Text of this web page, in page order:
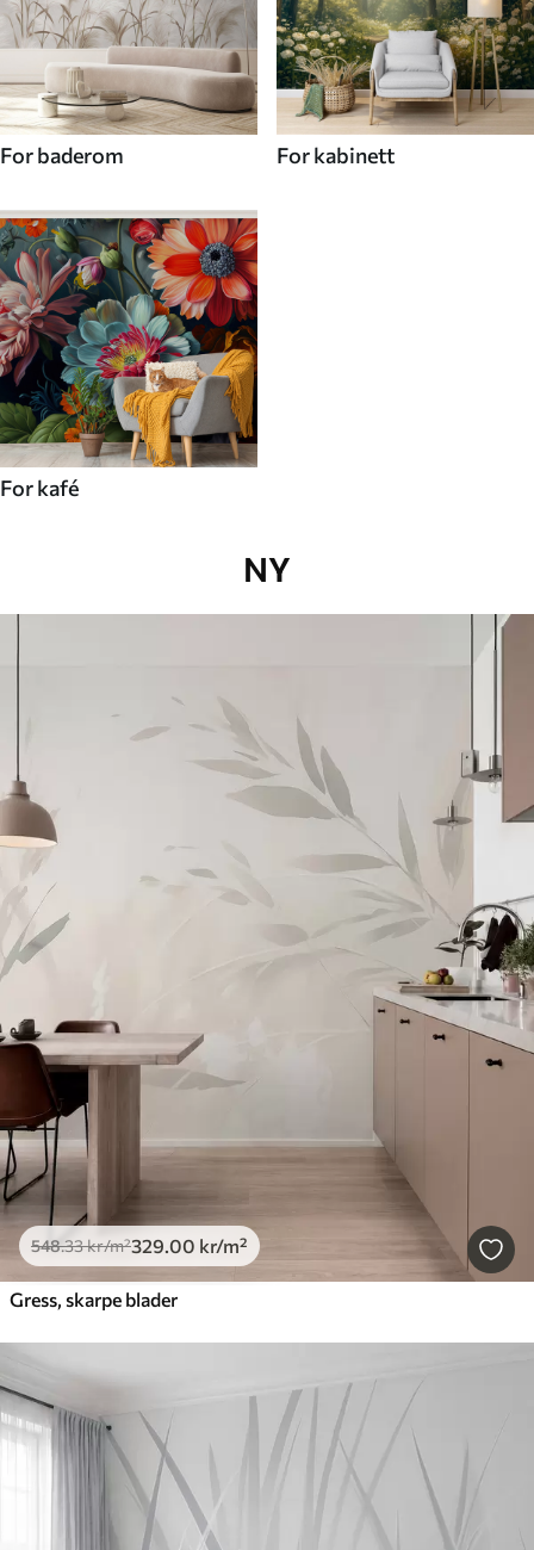
For baderom For kabinett
For kafé
NY
548.33kr/m²329.00 kr/m²
Gress, skarpe blader